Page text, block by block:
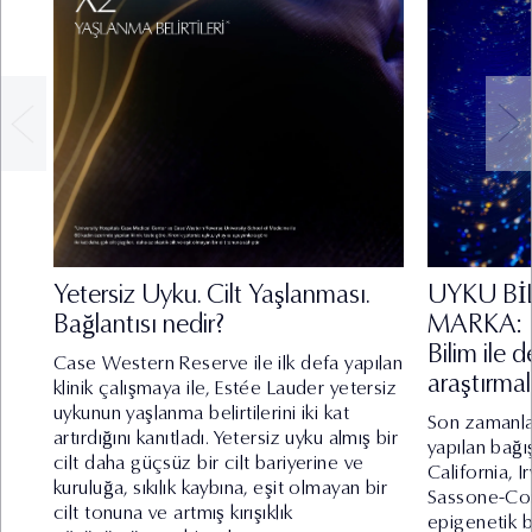
Yetersiz Uyku. Cilt Yaşlanması.
Bağlantısı nedir?
Case Western Reserve ile ilk defa yapılan
klinik çalışmaya ile, Estée Lauder yetersiz
uykunun yaşlanma belirtilerini iki kat
artırdığını kanıtladı. Yetersiz uyku almış bir
cilt daha güçsüz bir cilt bariyerine ve
kuruluğa, sıkılık kaybına, eşit olmayan bir
cilt tonuna ve artmış kırışıklık
UYKU
MARKA:
Bilim ile
Son
yapılan
California,
Sassone-
epigenetik
iv. Bir sözleşmenin kurulması veya ifasıyla ilgili olarak
kişisel veri işlenmesi,
v. Hukuki yükümlülüklerimizin yerine getirebilmesi için
zorunlu olması,
vi. İlgili kişinin kendisi tarafından alenileştirilmiş olması,
vii. Bir hakkın tesisi, kullanılması veya korunması için
veri işlemenin zorunlu olması, ve
viii. Sizlerin temel hak ve özgürlüklerine zarar vermemek
kaydıyla, meşru menfaatlerimiz için zorunlu olması.
3. Toplanan Kişisel Verileriniz
Sizlerden topladığımız Kişisel Veriler aşağıda Bölüm
4'te belirttiğimiz işleme amaçlarıyla orantılı olarak
işlediğimiz verilerinizdir.
4. Kişisel Verilerin Hangi Amaçla
İşleneceği